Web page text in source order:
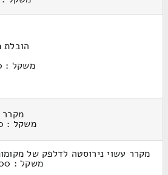
הובלת
משקל : 90 – 130 קילו
מקרר
משקל : 80 – 100 קילו
מקרר עשוי נירוסטה לדלפק של
משקל : 200 – 500 קילו